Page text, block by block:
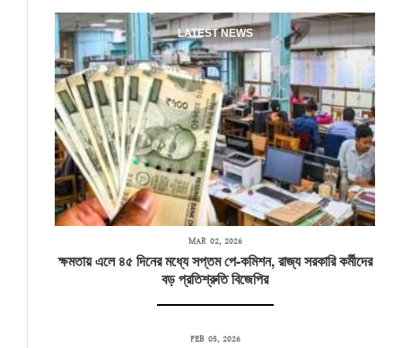
LATEST NEWS
MAR 02, 2026
ক্ষমতায় এলে ৪৫ দিনের মধ্যে সপ্তম পে-কমিশন, রাজ্য সরকারি কর্মীদের
বড় প্রতিশ্রুতি বিজেপির
FEB 05, 2026